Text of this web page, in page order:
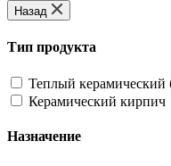
Назад
Тип продукта
Теплый керамический
Керамический кирпич
Назначение